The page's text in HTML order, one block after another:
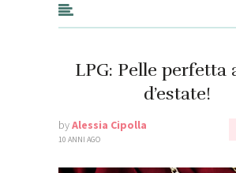
LPG: Pelle perfetta
d’estate!
byAlessia Cipolla
10 ANNI AGO